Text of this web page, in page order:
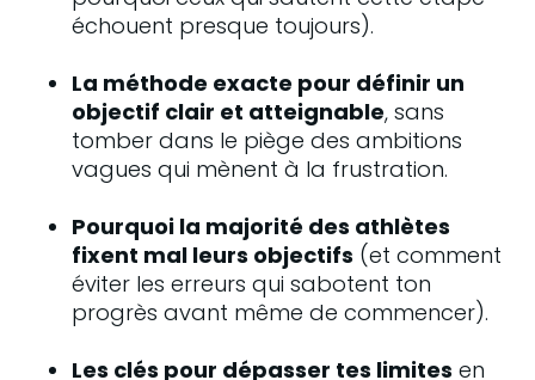
échouent presque toujours).
La méthode exacte pour définir un
objectif clair et atteignable, sans
tomber dans le piège des ambitions
vagues qui mènent à la frustration.
Pourquoi la majorité des athlètes
fixent mal leurs objectifs (et comment
éviter les erreurs qui sabotent ton
progrès avant même de commencer).
Les clés pour dépasser tes limites en